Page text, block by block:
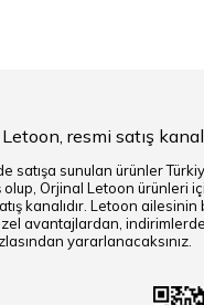
resmi satış
satışa sunulan ürünler
olup, Orjinal Letoon ürünleri
kanalıdır. Letoon ailesinin
avantajlardan,
yararlanacaksınız.